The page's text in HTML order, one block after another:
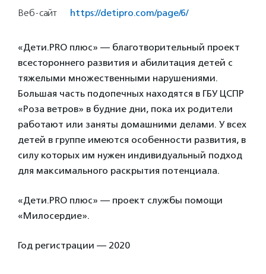
Веб-сайт
https://detipro.com/page/6/
«Дети.PRO плюс» — благотворительный проект
всестороннего развития и абилитация детей с
тяжелыми множественными нарушениями.
Большая часть подопечных находятся в ГБУ ЦСПР
«Роза ветров» в будние дни, пока их родители
работают или заняты домашними делами. У всех
детей в группе имеются особенности развития, в
силу которых им нужен индивидуальный подход
для максимального раскрытия потенциала.
«Дети.PRO плюс» — проект службы помощи
«Милосердие».
Год регистрации — 2020